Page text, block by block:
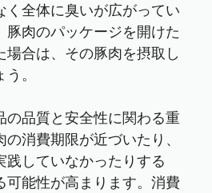
く全体に臭いが広がってい
豚肉のパッケージを開けた
合は、その豚肉を摂取し
。
の品質と安全性に関わる重
消費期限が近づいたり、
践していなかったりする
可能性が高まります。消費